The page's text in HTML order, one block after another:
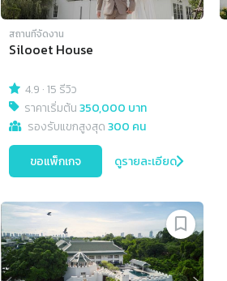
สถานที่จัดงาน
Silooet House
4.9 ·15 รีวิว
ราคาเริ่มต้น350,000 บาท
รองรับแขกสูงสุด300 คน
ขอแพ็กเกจ ดูรายละเอียด